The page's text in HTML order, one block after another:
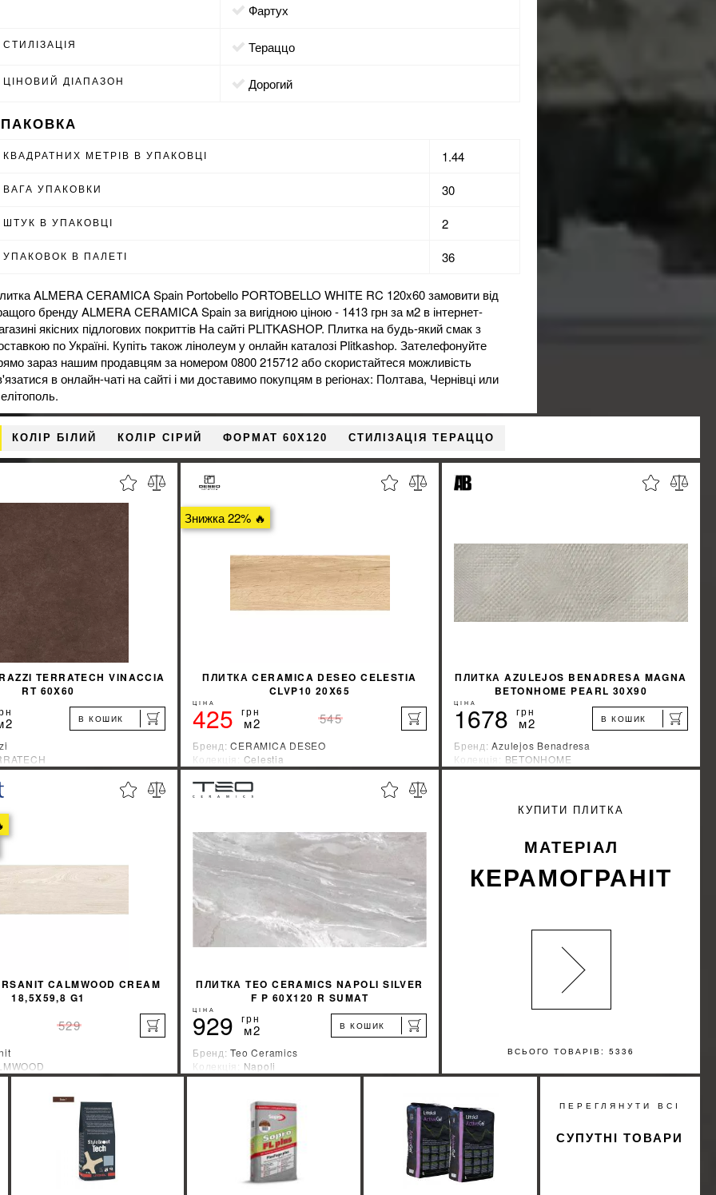
фартух
СТИЛІЗАЦІЯ тераццо
ЦІНОВИЙ ДІАПАЗОН Дорогий
КВАДРАТНИХ МЕТРІВ В УПАКОВЦІ 1.44
ВАГА УПАКОВКИ 30
ШТУК В УПАКОВЦІ 2
УПАКОВОК В ПАЛЕТІ 36
ALMERA CERAMICA Spain Portobello PORTOBELLO WHITE RC 120x60 замовити від
бренду ALMERA CERAMICA Spain за вигідною ціною - 1413 грн за м2 в інтернет-
якісних підлогових покриттів На сайті PLITKASHOP. Плитка на будь-який смак з
по Україні. Купіть також лінолеуму онлайн каталозі Plitkashop. Зателефонуйте
зараз нашим продавцям за номером 0800 215712 або скористайтеся можливість
в онлайн-чаті на сайті і ми доставимо покупцям в регіонах: Полтава, Чернівці или
КОЛІР БІЛИЙ КОЛІР СІРИЙ ФОРМАТ 60X120 СТИЛІЗАЦІЯ ТЕРАЦЦО
TERRATECH VINACCIA
RT 60X60
В КОШИК
Италия
%
Знижка 22% 🔥
ПЛИТКА CERAMICA DESEO CELESTIA
CLVP10 20X65
ЦІНА
425 грн
м2 545
Бренд:CERAMICA DESEO
Колекція: Celestia
Країна-виробник:Индия
%
КУПИТИ
ПЛИТКА AZULEJOS BENADRESA MAGNA
BETONHOME PEARL 30Х90
ЦІНА
1678 грн
м2 В КОШИК
Бренд:Azulejos Benadresa
Колекція: BETONHOME
Країна-виробник:Испания
CALMWOOD CREAM
18,5X59,8 G1
529
Украина
ДІЗНАЙТИСЯ ЗНИЖКУ
ПЛИТКА TEO CERAMICS NAPOLI SILVER
F P 60X120 R SUMAT
ЦІНА
929 грн
м2 В КОШИК
Бренд:Teo Ceramics
Колекція: Napoli
Країна-виробник:Украина
ДІЗНАЙТИСЯ ЗНИЖКУ %
КУПИТИ
ВСЬОГО ТОВАРІВ: 5336
КУПИТИ ПЛИТКА
МАТЕРІАЛ
КЕРАМОГРАНІТ
ПЕРЕГЛЯНУТИ ВСІ
СУПУТНІ ТОВАРИ